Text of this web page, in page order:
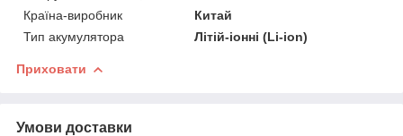
Країна-виробник
Китай
Тип акумулятора
Літій-іонні (Li-ion)
Приховати
Умови доставки